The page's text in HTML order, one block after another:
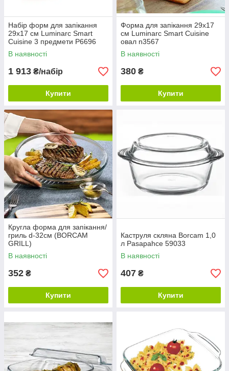
Набір форм для запікання
29х17 см Luminarc Smart
Cuisine 3 предмети P6696
В наявності
1 913 ₴/набір
Купити
Форма для запікання 29х17
см Luminarc Smart Cuisine
овал n3567
В наявності
380 ₴
Купити
Кругла форма для запікання/
гриль d-32см (BORCAM
GRILL)
В наявності
352 ₴
Купити
Каструля скляна Borcam 1,0
л Pasapahce 59033
В наявності
407 ₴
Купити